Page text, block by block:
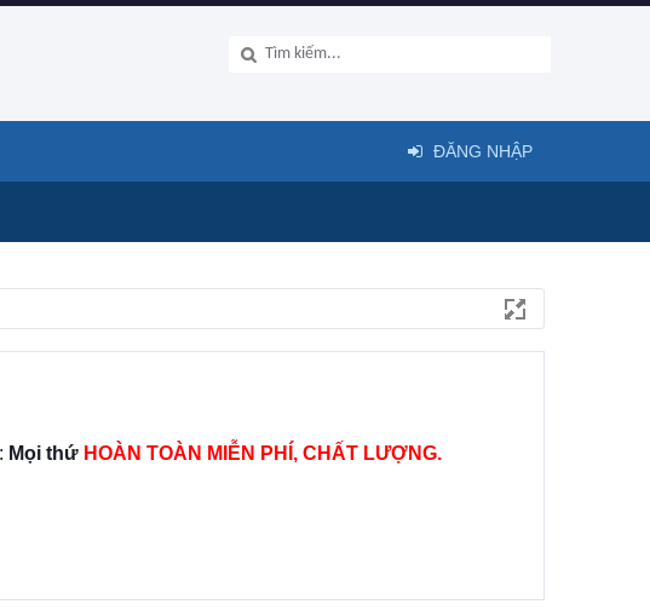
Mọi thứ HOÀN TOÀN MIỄN PHÍ, CHẤT LƯỢNG.
ĐĂNG NHẬP